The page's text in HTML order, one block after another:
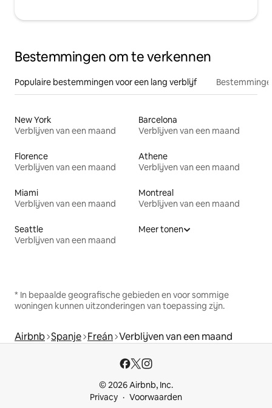
Bestemmingen om te verkennen
Populaire bestemmingen voor een lang verblijf
New York
Verblijven van een maand
Barcelona
Verblijven van een maand
Florence
Verblijven van een maand
Athene
Verblijven van een maand
Miami
Verblijven van een maand
Montreal
Verblijven van een maand
Seattle
Verblijven van een maand
Meer tonen
* In bepaalde geografische gebieden en voor sommige
woningen kunnen uitzonderingen van toepassing zijn.
Airbnb Spanje Freán Verblijven van een maand
© 2026 Airbnb, Inc.
Privacy
Voorwaarden